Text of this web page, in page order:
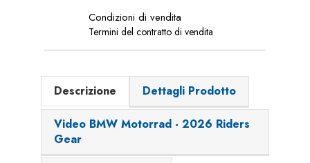
Condizioni di vendita
Termini del contratto di vendita
Descrizione Dettagli Prodotto
Video BMW Motorrad - 2026 Riders
Gear